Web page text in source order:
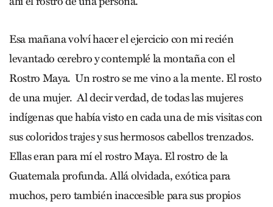
Esa mañana volví hacer el ejercicio con mi recién
levantado cerebro y contemplé la montaña con el
Rostro Maya. Un rostro se me vino a la mente. El rosto
de una mujer. Al decir verdad, de todas las mujeres
indígenas que había visto en cada una de mis visitas con
sus coloridos trajes y sus hermosos cabellos trenzados.
Ellas eran para mí el rostro Maya. El rostro de la
Guatemala profunda. Allá olvidada, exótica para
muchos, pero también inaccesible para sus propios